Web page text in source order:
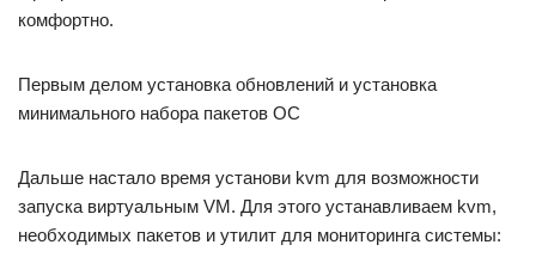
комфортно.
Первым делом установка обновлений и установка
минимального набора пакетов ОС
Дальше настало время установи kvm для возможности
запуска виртуальным VM. Для этого устанавливаем kvm,
необходимых пакетов и утилит для мониторинга системы: